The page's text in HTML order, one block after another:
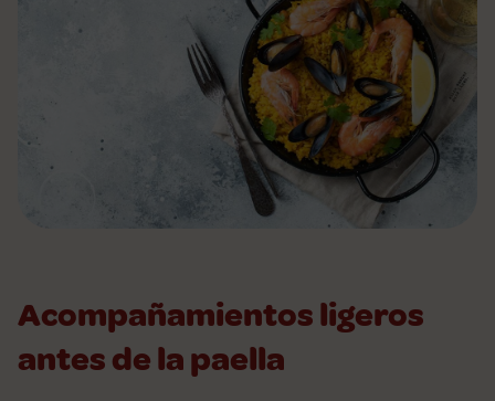
Acompañamientos ligeros
antes de la paella